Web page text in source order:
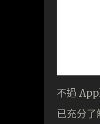
不過
已充分